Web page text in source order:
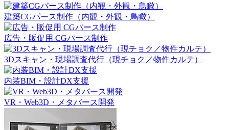
建築CGパース制作（内観・外観・鳥瞰）
広告・販促用 CGパース制作
3Dスキャン・現場調査代行（現チョク／物件カルテ）
内装BIM・設計DX支援
VR・Web3D・メタバース開発